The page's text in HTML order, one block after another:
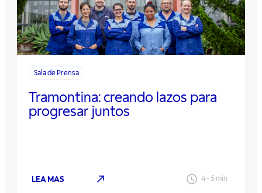
Sala de Prensa
Tramontina: creando lazos para
progresar juntos
LEA MAS 4- 5 min